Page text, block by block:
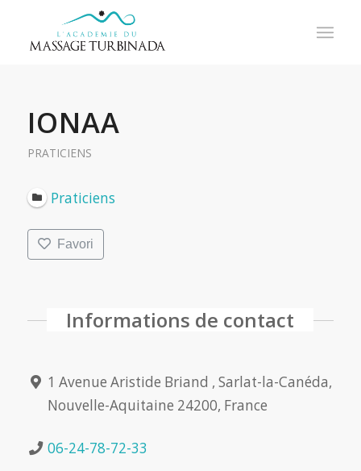
IONAA
PRATICIENS
Praticiens
Favori
Informations de contact
1 Avenue Aristide Briand , Sarlat-la-Canéda,
Nouvelle-Aquitaine 24200, France
06-24-78-72-33